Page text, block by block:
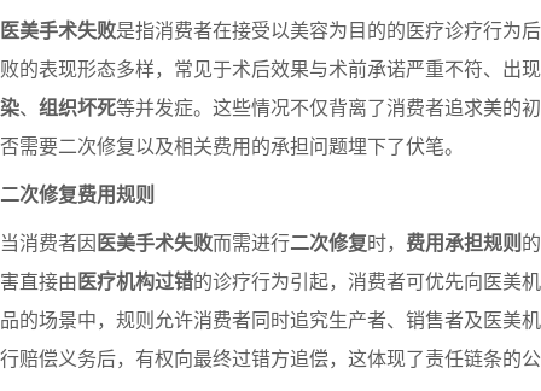
医美手术失败是指消费者在接受以美容为目的的医疗诊疗行为
败的表现形态多样，常见于术后效果与术前承诺严重不符、出
染、 组织坏死等并发症。这些情况不仅背离了消费者追求美的
否需要二次修复以及相关费用的承担问题埋下了伏笔。
二次修复费用规则
当消费者因医美手术失败而需进行二次修复时， 费用承担规则
害直接由医疗机构过错的诊疗行为引起，消费者可优先向医美
品的场景中，规则允许消费者同时追究生产者、销售者及医美
行赔偿义务后，有权向最终过错方追偿，这体现了责任链条的